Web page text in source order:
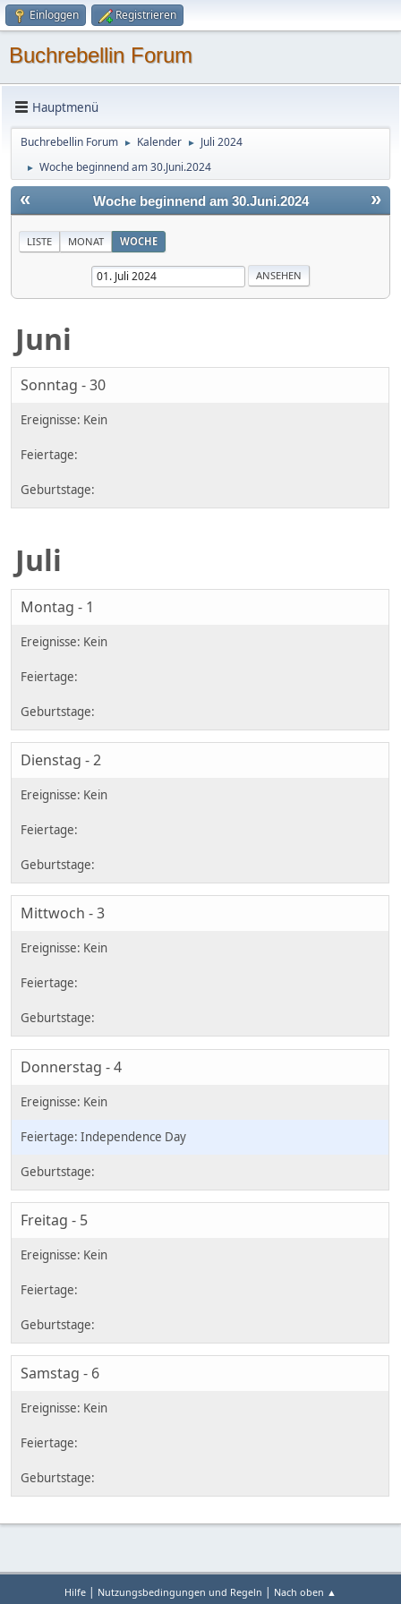
Einloggen Registrieren
Buchrebellin Forum
Hauptmenü
Buchrebellin Forum ► Kalender ► Juli 2024
► Woche beginnend am 30.Juni.2024
« »
Woche beginnend am 30.Juni.2024
LISTE MONAT WOCHE
Juni
Sonntag - 30
Juli
Montag - 1
Dienstag - 2
Mittwoch - 3
Donnerstag - 4
Independence Day
Freitag - 5
Samstag - 6
Hilfe | Nutzungsbedingungen und Regeln | Nach oben ▲